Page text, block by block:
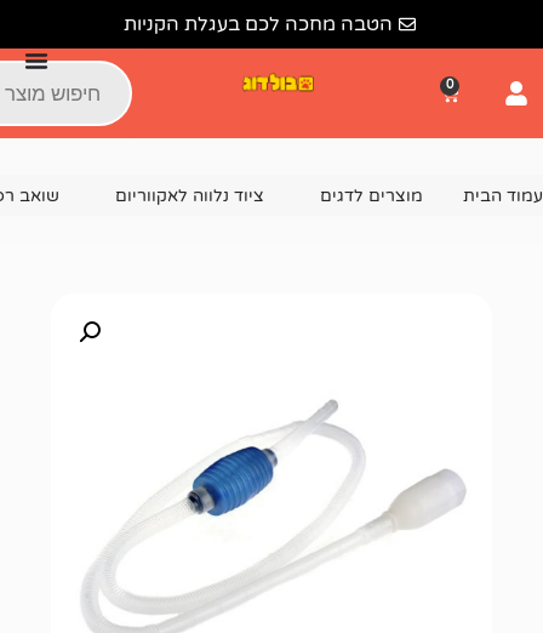
הטבה מחכה לכם בעגלת הקניות
לדגים ציוד נלווה לאקווריום שואב רפש / עזרים לניקוי